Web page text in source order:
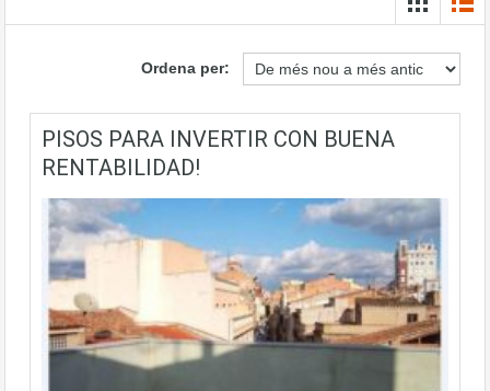
Ordena per:
PISOS PARA INVERTIR CON BUENA
RENTABILIDAD!